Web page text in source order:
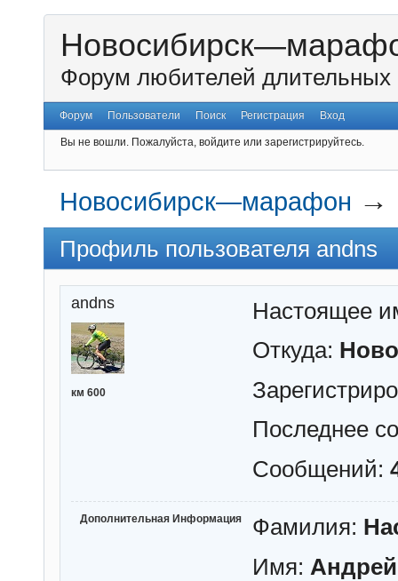
Форум любителей длительных
Форум Пользователи Поиск Регистрация Вход
Вы не вошли. Пожалуйста, войдите или зарегистрируйтесь.
Новосибирск—марафон →
Профиль пользователя andns
andns
км 600
Настоящее
Откуда:
Последнее
Сообщений:
Дополнительная Информация Фамилия:
Имя: Андрей